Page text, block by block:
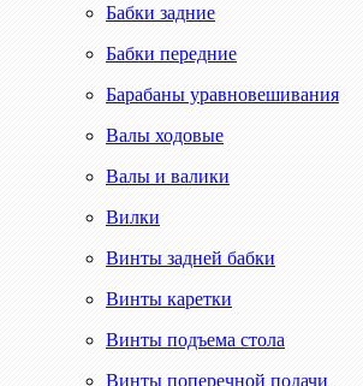
Бабки задние
Бабки передние
Барабаны уравновешивания
Валы ходовые
Валы и валики
Вилки
Винты задней бабки
Винты каретки
Винты подъема стола
Винты поперечной подачи